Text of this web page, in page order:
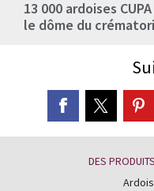
13 000 ardoises
le dôme du
DES